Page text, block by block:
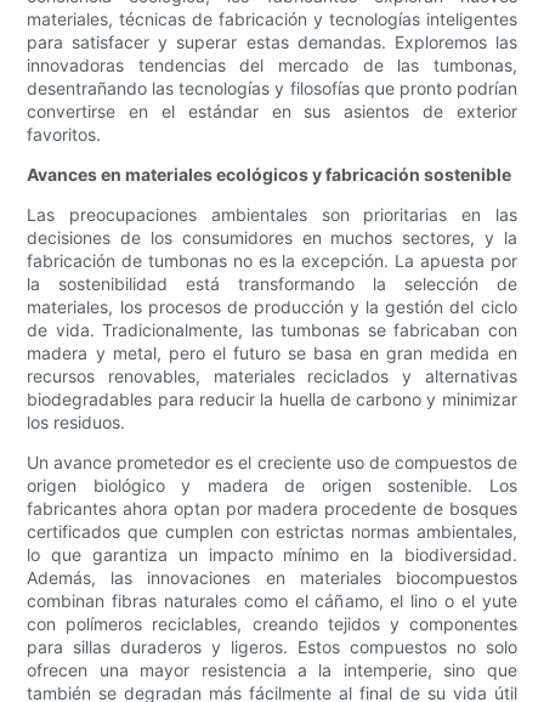
materiales, técnicas de fabricación y tecnologías inteligentes
para satisfacer y superar estas demandas. Exploremos las
innovadoras tendencias del mercado de las tumbonas,
desentrañando las tecnologías y filosofías que pronto podrían
convertirse en el estándar en sus asientos de exterior
favoritos.
Avances en materiales ecológicos y fabricación sostenible
Las preocupaciones ambientales son prioritarias en las
decisiones de los consumidores en muchos sectores, y la
fabricación de tumbonas no es la excepción. La apuesta por
la sostenibilidad está transformando la selección de
materiales, los procesos de producción y la gestión del ciclo
de vida. Tradicionalmente, las tumbonas se fabricaban con
madera y metal, pero el futuro se basa en gran medida en
recursos renovables, materiales reciclados y alternativas
biodegradables para reducir la huella de carbono y minimizar
los residuos.
Un avance prometedor es el creciente uso de compuestos de
origen biológico y madera de origen sostenible. Los
fabricantes ahora optan por madera procedente de bosques
certificados que cumplen con estrictas normas ambientales,
lo que garantiza un impacto mínimo en la biodiversidad.
Además, las innovaciones en materiales biocompuestos
combinan fibras naturales como el cáñamo, el lino o el yute
con polímeros reciclables, creando tejidos y componentes
para sillas duraderos y ligeros. Estos compuestos no solo
ofrecen una mayor resistencia a la intemperie, sino que
también se degradan más fácilmente al final de su vida útil